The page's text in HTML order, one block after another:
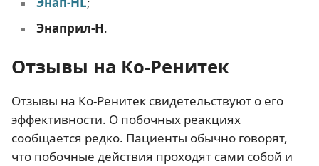
Энаприл-Н.
Отзывы на Ко-Ренитек
Отзывы на Ко-Ренитек свидетельствуют о его
эффективности. О побочных реакциях
сообщается редко. Пациенты обычно говорят,
что побочные действия проходят сами собой и